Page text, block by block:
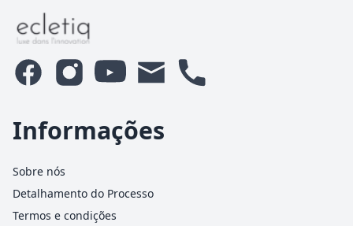
Informações
Sobre nós
Detalhamento do Processo
Termos e condições